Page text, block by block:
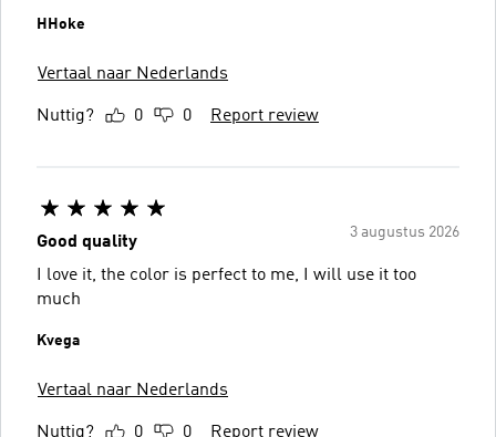
HHoke
Vertaal naar Nederlands
Nuttig? 0 0 Report review
3 augustus 2026
Good quality
I love it, the color is perfect to me, I will use it too
much
Kvega
Vertaal naar Nederlands
Nuttig? 0 0 Report review